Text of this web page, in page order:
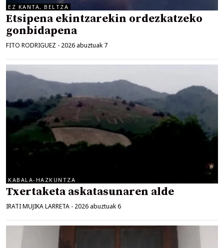
EZ KANTA, BELTZA
Etsipena ekintzarekin ordezkatzeko
gonbidapena
FITO RODRIGUEZ - 2026 abuztuak 7
KABALA-HAZKUNTZA
Txertaketa askatasunaren alde
IRATI MUJIKA LARRETA - 2026 abuztuak 6